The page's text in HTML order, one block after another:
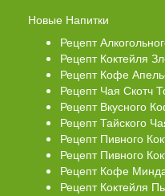
Новые Напитки
Рецепт
Рецепт Коктейля
Рецепт Кофе
Рецепт Чая Скотч
Рецепт Вкусного
Рецепт Тайского
Рецепт Пивного
Рецепт Пивного
Рецепт Кофе
Рецепт Коктейля